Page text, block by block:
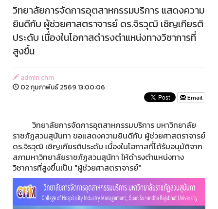
วิทยาลัยการจัดการอุตสาหกรรมบริการ แสดงความ
ยินดีกับ ผู้ช่วยศาสตราจารย์ ดร.จิรวุฒิ เชิญเกียรติ
ประดับ เนื่องในโอกาสดำรงตำแหน่งทางวิชาการที่
สูงขึ้น
admin chm
02 กุมภาพันธ์ 2569 13:00:06
Email
วิทยาลัยการจัดการอุตสาหกรรมบริการ มหาวิทยาลัย
ราชภัฏสวนสุนันทา ขอแสดงความยินดีกับ ผู้ช่วยศาสตราจารย์
ดร.จิรวุฒิ เชิญเกียรติประดับ เนื่องในโอกาสที่ได้รับอนุมัติจาก
สภามหาวิทยาลัยราชภัฏสวนสุนัทา ให้ดำรงตำแหน่งทาง
วิชาการที่สูงขึ้นเป็น "ผู้ช่วยศาสตราจารย์"